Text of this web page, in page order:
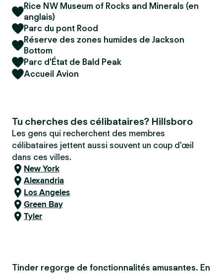
Rice NW Museum of Rocks and Minerals (en
anglais)
Parc du pont Rood
Réserve des zones humides de Jackson
Bottom
Parc d'État de Bald Peak
Accueil Avion
Tu cherches des célibataires? Hillsboro
Les gens qui recherchent des membres
célibataires jettent aussi souvent un coup d'œil
dans ces villes.
New York
Alexandria
Los Angeles
Green Bay
Tyler
Tinder regorge de fonctionnalités amusantes. En